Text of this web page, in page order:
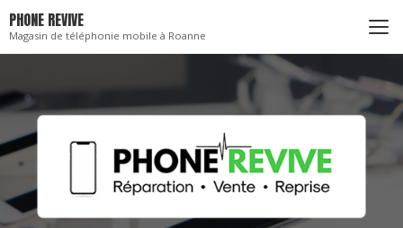
au
contenu
principal
PHONE REVIVE
Magasin de téléphonie mobile à Roanne